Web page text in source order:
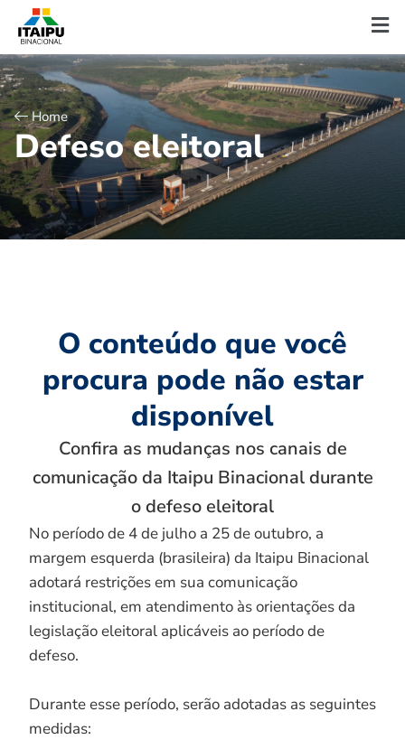
Home
Defeso eleitoral
O conteúdo que você
procura pode não estar
disponível
Confira as mudanças nos canais de
comunicação da Itaipu Binacional durante
o defeso eleitoral
No período de 4 de julho a 25 de outubro, a
margem esquerda (brasileira) da Itaipu Binacional
adotará restrições em sua comunicação
institucional, em atendimento às orientações da
legislação eleitoral aplicáveis ao período de
defeso.
Durante esse período, serão adotadas as seguintes
medidas: